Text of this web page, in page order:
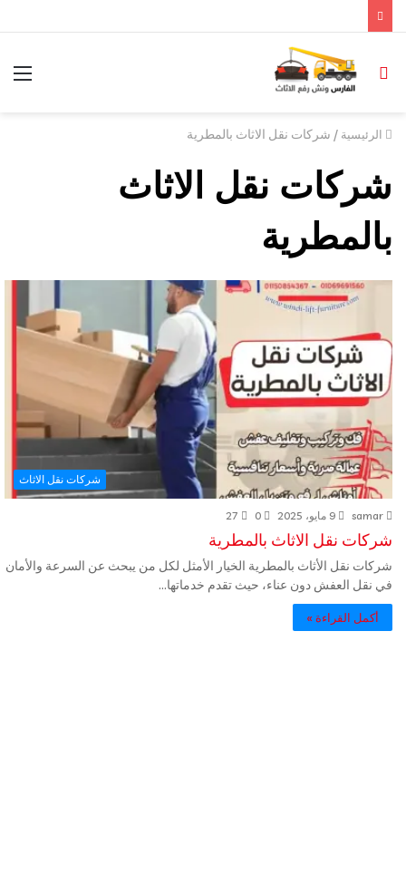
الرئيسية / شركات نقل الاثاث بالمطرية
شركات نقل الاثاث
بالمطرية
شركات نقل الاثاث
samar 9 مايو، 2025 0
27
شركات نقل الاثاث بالمطرية
شركات نقل الأثاث بالمطرية الخيار الأمثل لكل من يبحث عن السرعة والأمان
في نقل العفش دون عناء، حيث تقدم خدماتها…
أكمل القراءة »